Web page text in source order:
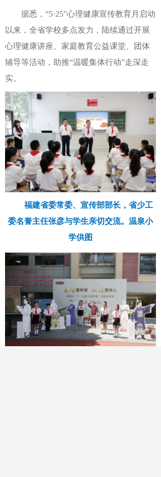
据悉，“5·25”心理健康宣传教育月启动
以来，全省学校多点发力，陆续通过开展
心理健康讲座、家庭教育公益课堂、团体
辅导等活动，助推“温暖集体行动”走深走
实。
福建省委常委、宣传部部长，省少工
委名誉主任张彦与学生亲切交流。温泉小
学供图